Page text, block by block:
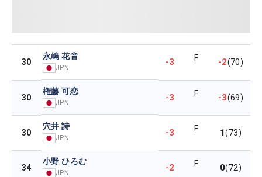
30
永嶋 花音
JPN
-3 F -2(70)
30
権藤 可恋
JPN -3 F -3(69)
30
穴井 詩
JPN -3 F 1(73)
34
小野 ひろむ
JPN -2 F 0(72)